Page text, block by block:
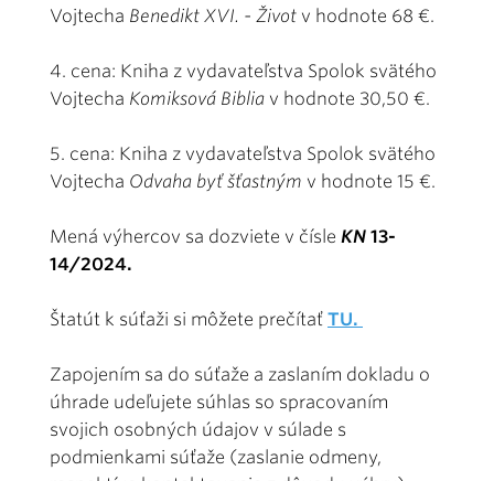
Vojtecha Benedikt XVI. - Život v hodnote 68 €.
4. cena: Kniha z vydavateľstva Spolok svätého
Vojtecha Komiksová Biblia v hodnote 30,50 €.
5. cena: Kniha z vydavateľstva Spolok svätého
Vojtecha Odvaha byť šťastným v hodnote 15 €.
Mená výhercov sa dozviete v čísle KN 13-
14/2024.
Štatút k súťaži si môžete prečítať TU.
Zapojením sa do súťaže a zaslaním dokladu o
úhrade udeľujete súhlas so spracovaním
svojich osobných údajov v súlade s
podmienkami súťaže (zaslanie odmeny,